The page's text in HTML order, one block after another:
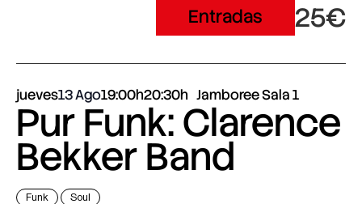
Entradas 25€
jueves13 Ago19:00h20:30h Jamboree Sala 1
Pur Funk: Clarence
Bekker Band
Funk Soul